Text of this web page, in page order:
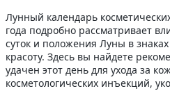
Лунный календарь
года подробно рассматривает
суток и положения Луны в
красоту. Здесь вы найдете
удачен этот день для ухода за
косметологических инъекций,